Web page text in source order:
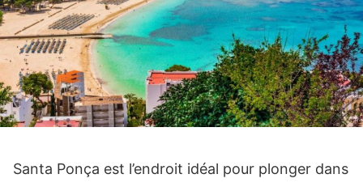
Santa Ponça est l’endroit idéal pour plonger dans